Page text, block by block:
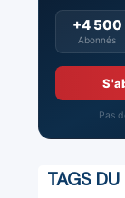
+4 500
Abonnés
Pas
TAGS